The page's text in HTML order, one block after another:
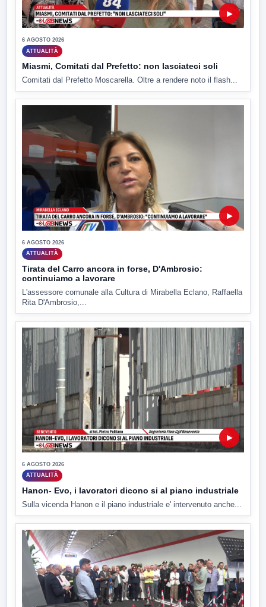
▶
6 AGOSTO 2026
ATTUALITÀ
Miasmi, Comitati dal Prefetto: non lasciateci soli
Comitati dal Prefetto Moscarella. Oltre a rendere noto il flash...
▶
6 AGOSTO 2026
ATTUALITÀ
Tirata del Carro ancora in forse, D'Ambrosio:
continuiamo a lavorare
L'assessore comunale alla Cultura di Mirabella Eclano, Raffaella
Rita D'Ambrosio,...
▶
6 AGOSTO 2026
ATTUALITÀ
Hanon- Evo, i lavoratori dicono si al piano industriale
Sulla vicenda Hanon e il piano industriale e' intervenuto anche...